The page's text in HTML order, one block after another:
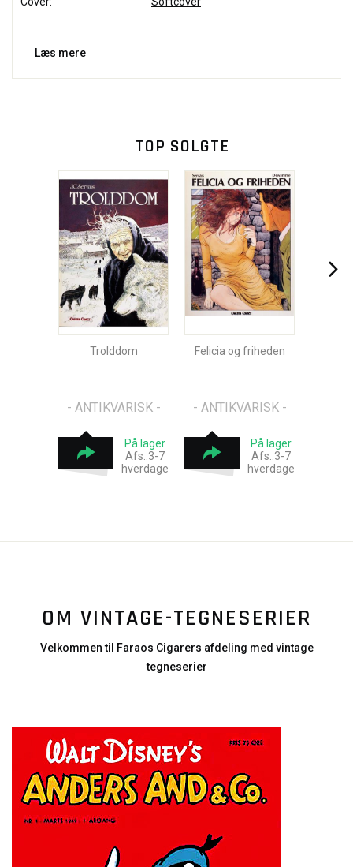
Læs mere
TOP SOLGTE
Trolddom
- ANTIKVARISK -
På lager
Afs.:3-7
hverdage
Felicia og friheden
- ANTIKVARISK -
På lager
Afs.:3-7
hverdage
OM VINTAGE-TEGNESERIER
Velkommen til Faraos Cigarers afdeling med vintage
tegneserier